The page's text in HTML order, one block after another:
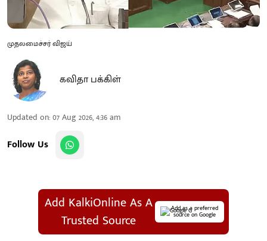
முதலமைச்சர் விஜய்
கவிதா பக்கிள்
Updated on:07 Aug 2026, 4:36 am
Follow Us
Add KalkiOnline As A
Trusted Source
Add as a preferred
source on Google